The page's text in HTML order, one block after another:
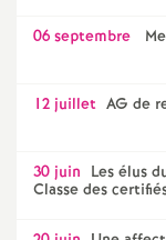
06 septembre
12 juillet AG de
30 juin Les élus
Classe des